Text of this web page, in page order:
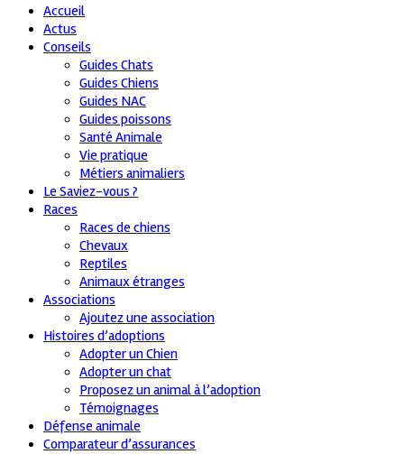
Accueil
Actus
Conseils
Guides Chats
Guides Chiens
Guides NAC
Guides poissons
Santé Animale
Vie pratique
Métiers animaliers
Le Saviez-vous ?
Races
Races de chiens
Chevaux
Reptiles
Animaux étranges
Associations
Ajoutez une association
Histoires d’adoptions
Adopter un Chien
Adopter un chat
Proposez un animal à l’adoption
Témoignages
Défense animale
Comparateur d’assurances